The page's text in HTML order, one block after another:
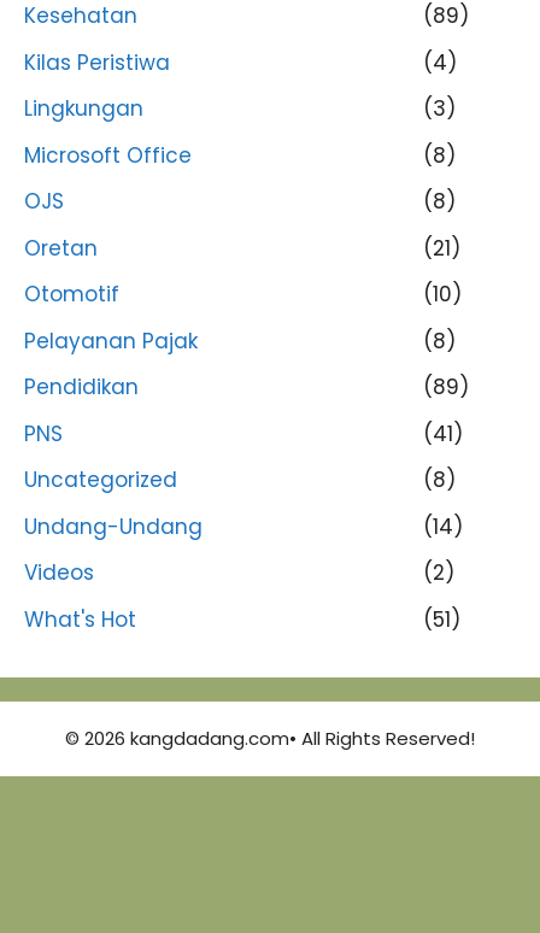
Kesehatan
(89)
Kilas Peristiwa
(4)
Lingkungan
(3)
Microsoft Office
(8)
OJS
(8)
Oretan
(21)
Otomotif
(10)
Pelayanan Pajak
(8)
Pendidikan
(89)
PNS
(41)
Uncategorized
(8)
Undang-Undang
(14)
Videos
(2)
What's Hot
(51)
© 2026 kangdadang.com• All Rights Reserved!